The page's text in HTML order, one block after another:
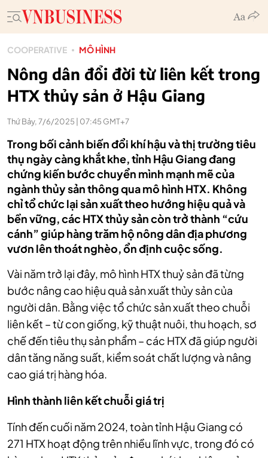
COOPERATIVE MÔ HÌNH
Nông dân đổi đời từ liên kết trong
HTX thủy sản ở Hậu Giang
Thứ Bảy, 7/6/2025 | 07:45 GMT+7
Trong bối cảnh biến đổi khí hậu và thị trường tiêu
thụ ngày càng khắt khe, tỉnh Hậu Giang đang
chứng kiến bước chuyển mình mạnh mẽ của
ngành thủy sản thông qua mô hình HTX. Không
chỉ tổ chức lại sản xuất theo hướng hiệu quả và
bền vững, các HTX thủy sản còn trở thành “cứu
cánh” giúp hàng trăm hộ nông dân địa phương
vươn lên thoát nghèo, ổn định cuộc sống.
Vài năm trở lại đây, mô hình HTX thuỷ sản đã từng
bước nâng cao hiệu quả sản xuất thủy sản của
người dân. Bằng việc tổ chức sản xuất theo chuỗi
liên kết – từ con giống, kỹ thuật nuôi, thu hoạch, sơ
chế đến tiêu thụ sản phẩm – các HTX đã giúp người
dân tăng năng suất, kiểm soát chất lượng và nâng
cao giá trị hàng hóa.
Hình thành liên kết chuỗi giá trị
Tính đến cuối năm 2024, toàn tỉnh Hậu Giang có
271 HTX hoạt động trên nhiều lĩnh vực, trong đó có